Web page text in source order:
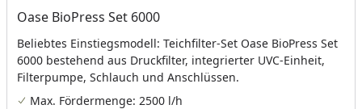
Oase BioPress Set 6000
Beliebtes Einstiegsmodell: Teichfilter-Set Oase BioPress Set
6000 bestehend aus Druckfilter, integrierter UVC-Einheit,
Filterpumpe, Schlauch und Anschlüssen.
Max. Fördermenge: 2500 l/h